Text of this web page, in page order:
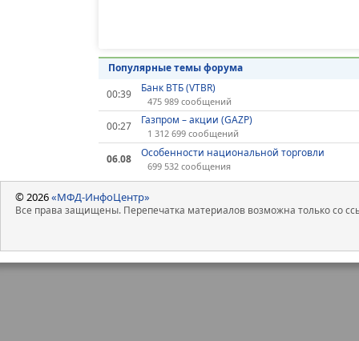
Популярные темы форума
00:39
Банк ВТБ (VTBR)
475 989 сообщений
00:27 Газпром – акции (GAZP)
1 312 699 сообщений
06.08 Особенности национальной торговли
699 532 сообщения
© 2026«МФД-ИнфоЦентр»
Все права защищены. Перепечатка материалов возможна только со